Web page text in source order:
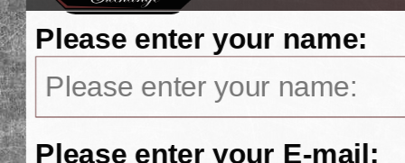
Please enter your name:
Please enter your E-mail: